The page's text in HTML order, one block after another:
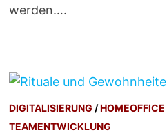
werden….
DIGITALISIERUNG /HOMEOFFICE
TEAMENTWICKLUNG